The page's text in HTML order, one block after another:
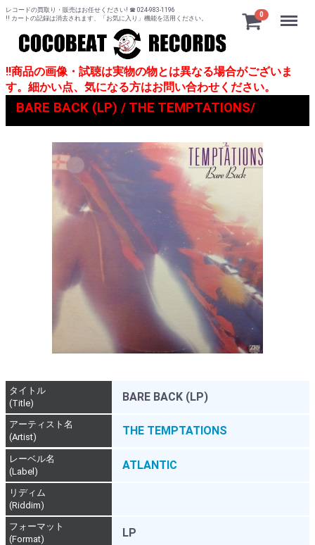
レコードの買取り・販売はお任せください! ☎ 024-983-1196
!! カートの記録は消去されます、「お気に入り」機能を活用ください。
0 Menu
!!商品の画像・試聴は実物の物とは異なる場合がございま
す。細かい点、気になる方はお問い合わせください。
BARE BACK (LP) / THE TEMPTATIONS/
タイトル
(Title)
BARE BACK (LP)
アーティスト名
(Artist)
THE TEMPTATIONS
レーベル名
(Label)
ATLANTIC
リディム
(Riddim)
フォーマット
(Format)
LP